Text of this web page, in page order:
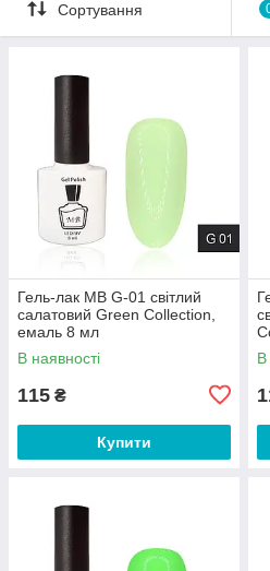
Сортування
Гель-лак MB G-01 світлий
салатовий Green Collection,
емаль 8 мл
В наявності
115 ₴
Купити
В